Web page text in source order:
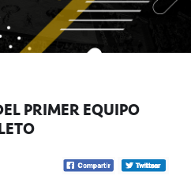
PRIMER EQUIPO